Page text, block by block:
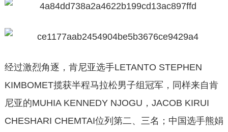
经过激烈角逐，肯尼亚选手LETANTO STEPHEN
KIMBOMET揽获半程马拉松男子组冠军，同样来自肯
尼亚的MUHIA KENNEDY NJOGU，JACOB KIRUI
CHESHARI CHEMTAI位列第二、三名；中国选手熊娟